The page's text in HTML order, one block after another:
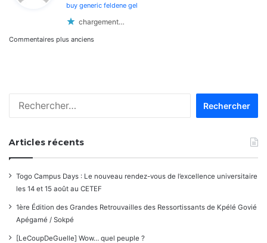
buy generic feldene gel
chargement…
Navigation
commentaires
Commentaires plus anciens
Articles récents
Togo Campus Days : Le nouveau rendez-vous de l’excellence universitaire
les 14 et 15 août au CETEF
1ère Édition des Grandes Retrouvailles des Ressortissants de Kpélé Govié
Apégamé / Sokpé
[LeCoupDeGuelle] Wow… quel peuple ?